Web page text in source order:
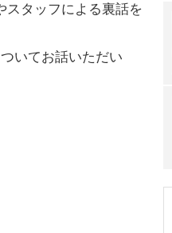
スタッフによる裏話を
いてお話いただい